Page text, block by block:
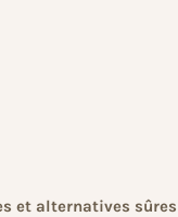
et alternatives sûres